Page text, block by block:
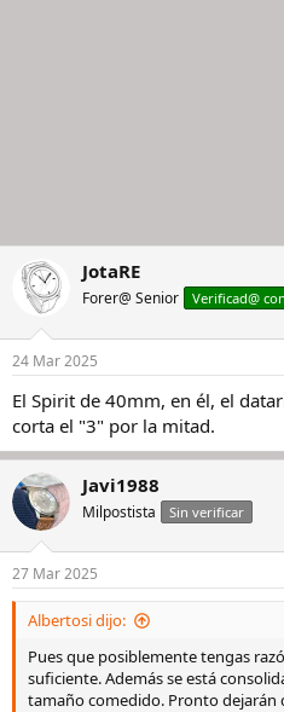
JotaRE
Forer@ Senior Verificad@
24 Mar 2025
El Spirit de 40mm, en él, el
corta el "3" por la mitad.
Javi1988
Milpostista Sin verificar
27 Mar 2025
Albertosi dijo:
Pues que posiblemente tengas
suficiente. Además se está
tamaño comedido. Pronto dejarán